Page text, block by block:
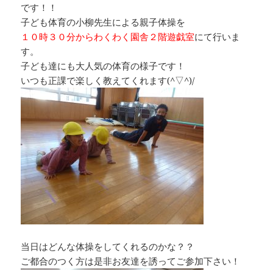
です！！
子ども体育の小柳先生による親子体操を
１０時３０分からわくわく園舎２階遊戯室にて行いま
す。
子ども達にも大人気の体育の様子です！
いつも正課で楽しく教えてくれます(^▽^)/
当日はどんな体操をしてくれるのかな？？
ご都合のつく方は是非お友達を誘ってご参加下さい！